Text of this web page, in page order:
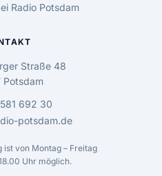
Radio Potsdam
Straße 48
Potsdam
692 30
potsdam.de
ist von Montag – Freitag
Uhr möglich.